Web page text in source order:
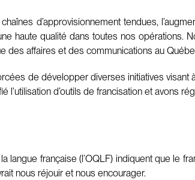
d’approvisionnement tendues,
haute qualité dans toutes nos opérations.
des affaires et des communications au
de développer diverses initiatives
l’utilisation d’outils de francisation et avons
langue française (l’OQLF) indiquent que le
nous réjouir et nous encourager.